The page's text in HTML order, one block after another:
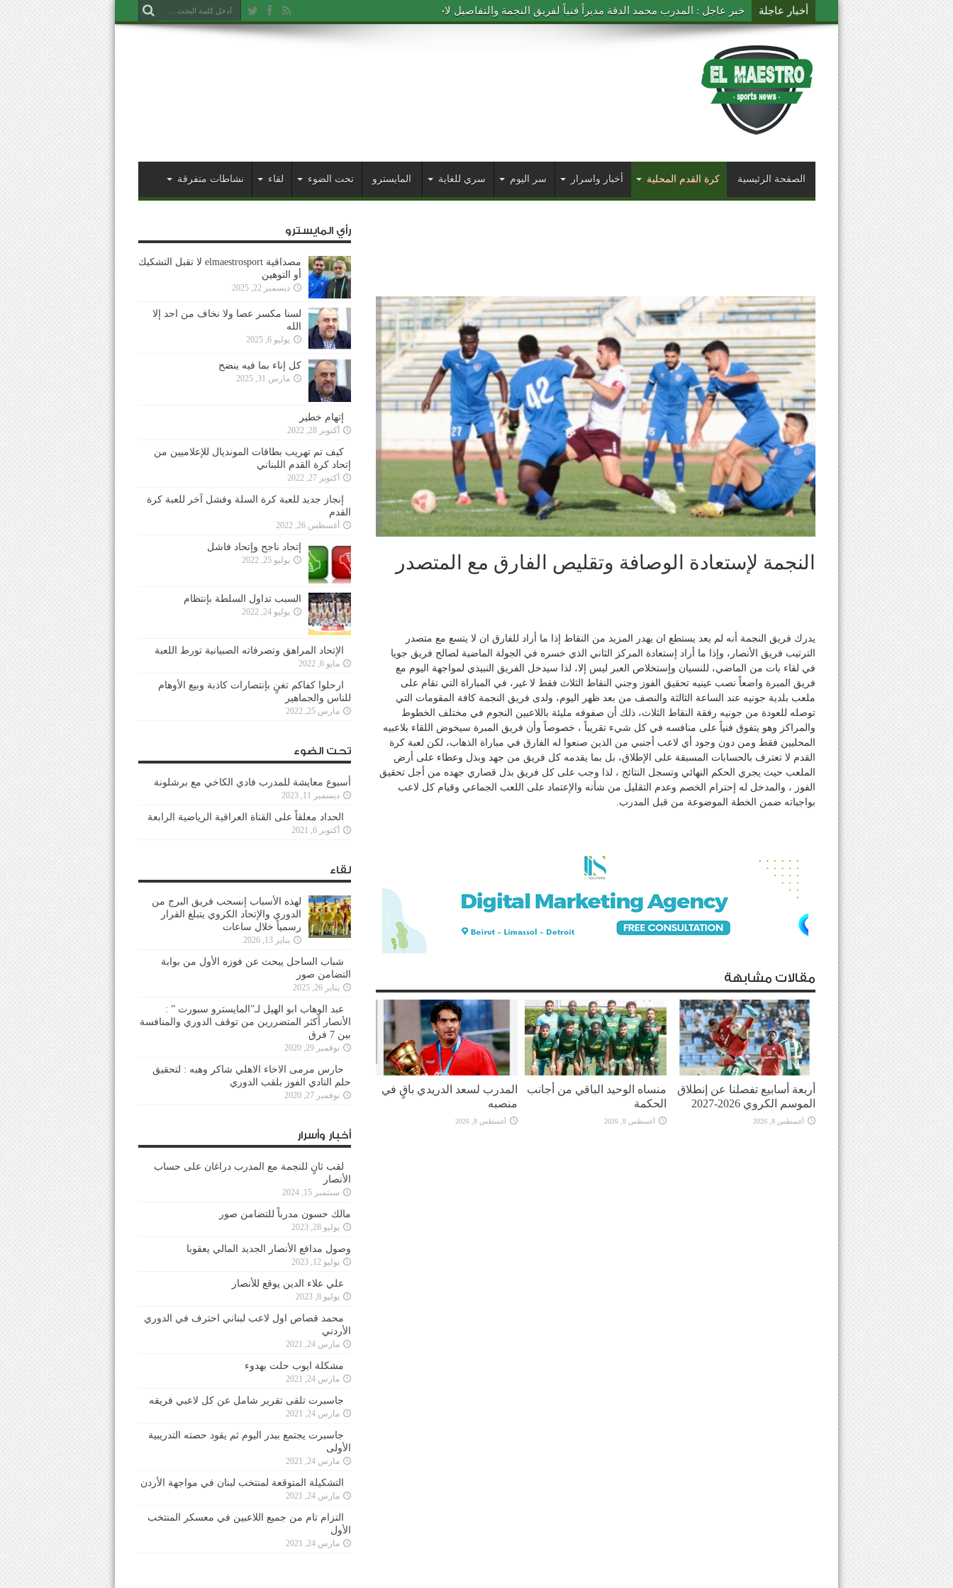
أخبار عاجلة خبر عاجل : المدرب محمد الدقة مديراً فنياً لفريق النجمة والتفاصيل لاحقاً
الصفحة الرئيسية كرة القدم المحلية أخبار واسرار سر اليوم سري للغاية المايسترو تحت الضوء لقاء نشاطات متفرقة
النجمة لإستعادة الوصافة وتقليص الفارق مع المتصدر
يدرك فريق النجمة أنه لم يعد يستطع ان يهدر المزيد من النقاط إذا ما أراد للفارق ان لا يتسع مع متصدر
الترتيب فريق الأنصار، وإذا ما أراد إستعادة المركز الثاني الذي خسره في الجولة الماضية لصالح فريق جويا
في لقاء بات من الماضي، للنسيان وإستخلاص العبر ليس إلا، لذا سيدخل الفريق النبيذي لمواجهة اليوم مع
فريق المبرة واضعاً نصب عينيه تحقيق الفوز وجني النقاط الثلاث فقط لا غير، في المباراة التي تقام على
ملعب بلدية جونيه عند الساعة الثالثة والنصف من بعد ظهر اليوم، ولدى فريق النجمة كافة المقومات التي
توصله للعودة من جونيه رفقة النقاط الثلاث، ذلك أن صفوفه مليئة باللاعبين النجوم في مختلف الخطوط
والمراكز وهو يتفوق فنياً على منافسه في كل شيء تقريباً ، خصوصاً وأن فريق المبرة سيخوض اللقاء بلاعبيه
المحليين فقط ومن دون وجود أي لاعب أجنبي من الذين صنعوا له الفارق في مباراة الذهاب، لكن لعبة كرة
القدم لا تعترف بالحسابات المسبقة على الإطلاق، بل بما يقدمه كل فريق من جهد وبذل وعطاء على أرض
الملعب حيث يجري الحكم النهائي وتسجل النتائج ، لذا وجب على كل فريق بذل قصاري جهده من أجل تحقيق
الفوز ، والمدخل له إحترام الخصم وعدم التقليل من شأنه والإعتماد على اللعب الجماعي وقيام كل لاعب
بواجباته ضمن الخطة الموضوعة من قبل المدرب.
مقالات مشابهة
أربعة أسابيع تفصلنا عن إنطلاق
الموسم الكروي 2026-2027
أغسطس 8, 2026
منساه الوحيد الباقي من أجانب
الحكمة
أغسطس 8, 2026
المدرب لسعد الدريدي باقٍ في
منصبه
أغسطس 8, 2026
رأي المايسترو
مصداقية elmaestrosport لا تقبل التشكيك
أو التوهين
ديسمبر 22, 2025
لسنا مكسر عصا ولا نخاف من احد إلا
الله
يوليو 6, 2025
كل إناء بما فيه ينضح
مارس 31, 2025
إتهام خطير
أكتوبر 28, 2022
كيف تم تهريب بطاقات المونديال للإعلاميين من
إتحاد كرة القدم اللبناني
أكتوبر 27, 2022
إنجاز جديد للعبة كرة السلة وفشل آخر للعبة كرة
القدم
أغسطس 26, 2022
إتحاد ناجح وإتحاد فاشل
يوليو 25, 2022
السبب تداول السلطة بإنتظام
يوليو 24, 2022
الإتحاد المراهق وتصرفاته الصبيانية تورط اللعبة
مايو 6, 2022
ارحلوا كفاكم تغنٍ بإنتصارات كاذبة وبيع الأوهام
للناس والجماهير
مارس 25, 2022
تحت الضوء
أسبوع معايشة للمدرب فادي الكاخي مع برشلونة
ديسمبر 11, 2023
الحداد معلقاً على القناة العراقية الرياضية الرابعة
أكتوبر 6, 2021
لقاء
لهذه الأسباب إنسحب فريق البرج من
الدوري والإتحاد الكروي يتبلغ القرار
رسمياً خلال ساعات
يناير 13, 2026
شباب الساحل يبحث عن فوزه الأول من بوابة
التضامن صور
يناير 26, 2025
عبد الوهاب ابو الهيل لـ”المايسترو سبورت ” :
الأنصار أكثر المتضررين من توقف الدوري والمنافسة
بين 7 فرق
نوفمبر 29, 2020
حارس مرمى الاخاء الاهلي شاكر وهبه : لتحقيق
حلم النادي الفوز بلقب الدوري
نوفمبر 27, 2020
أخبار وأسرار
لقب ثانٍ للنجمة مع المدرب دراغان على حساب
الأنصار
سبتمبر 15, 2024
مالك حسون مدرباً للتضامن صور
يوليو 28, 2023
وصول مدافع الأنصار الجديد المالي يعقوبا
يوليو 12, 2023
علي علاء الدين يوقع للأنصار
يوليو 8, 2023
محمد قصاص اول لاعب لبناني احترف في الدوري
الأردني
مارس 24, 2021
مشكلة ايوب حلت بهدوء
مارس 24, 2021
جاسبرت تلقى تقرير شامل عن كل لاعبي فريقه
مارس 24, 2021
جاسبرت يجتمع ببدر اليوم ثم يقود حصته التدريبية
الأولى
مارس 24, 2021
التشكيلة المتوقعة لمنتخب لبنان في مواجهة الأردن
مارس 24, 2021
التزام تام من جميع اللاعبين في معسكر المنتخب
الأول
مارس 24, 2021